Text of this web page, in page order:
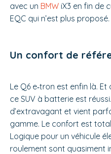
avec un BMW iX3 en fin de
EQC qui n’est plus proposé.
Un confort de
Le Q6 e‑tron est enfin là.
ce SUV à batterie est
d’extravagant et vient
gamme. Le confort est
Logique pour un véhicule
roulement sont quasiment